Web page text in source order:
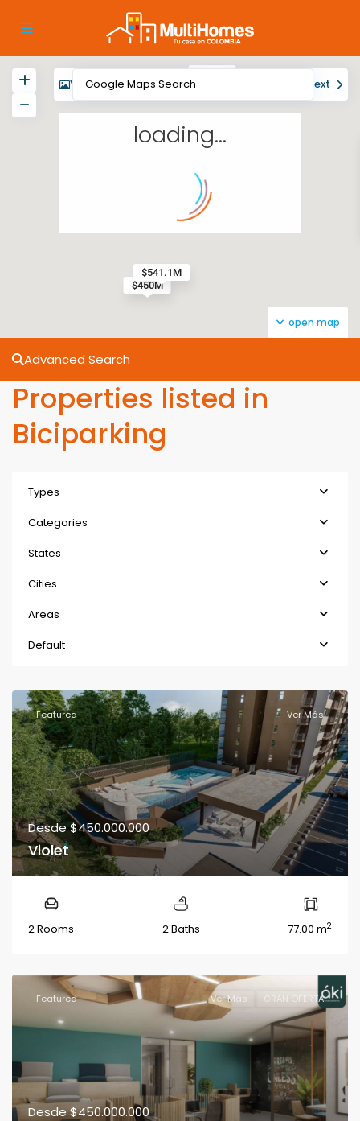
$450M
$450M
$541.1M
loading...
open map
View My Location Next
Advanced Search
Properties listed in
Biciparking
Types
Categories
States
Cities
Areas
Default
Featured Ver Más
Desde$450.000.000
Violet
2 Rooms 2 Baths 77.00 m2
Featured Ver Más GRAN OFERTA
Desde$450.000.000